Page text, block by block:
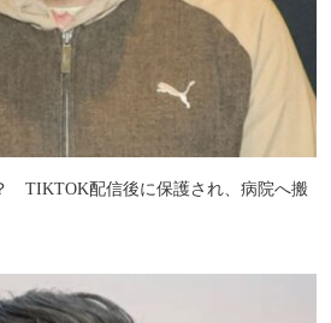
TIKTOK配信後に保護され、病院へ搬